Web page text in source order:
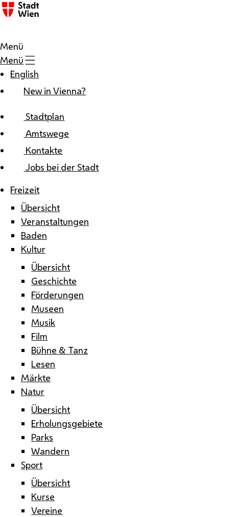
Zum Inhalt
Menü
Menü
English
New in Vienna?
Stadtplan
Amtswege
Kontakte
Jobs bei der Stadt
Freizeit
Übersicht
Veranstaltungen
Baden
Kultur
Übersicht
Geschichte
Förderungen
Museen
Musik
Film
Bühne & Tanz
Lesen
Märkte
Natur
Übersicht
Erholungsgebiete
Parks
Wandern
Sport
Übersicht
Kurse
Vereine